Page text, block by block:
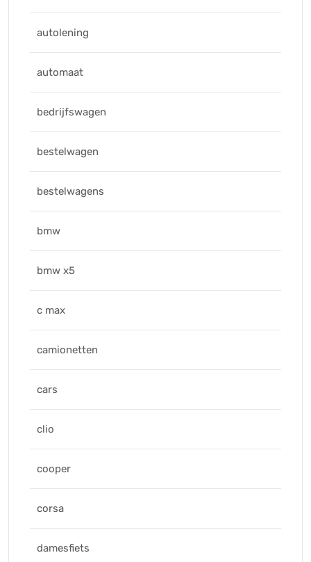
autolening
automaat
bedrijfswagen
bestelwagen
bestelwagens
bmw
bmw x5
c max
camionetten
cars
clio
cooper
corsa
damesfiets